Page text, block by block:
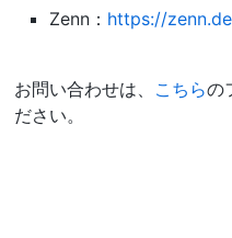
Zenn： https://
お問い合わせは、 こちらの
ださい。